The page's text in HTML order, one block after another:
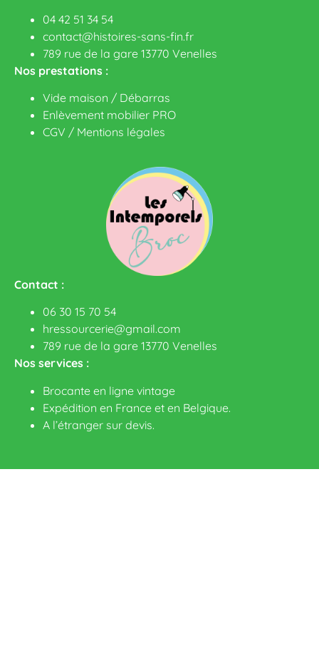
04 42 51 34 54
contact@histoires-sans-fin.fr
789 rue de la gare 13770 Venelles
Nos prestations :
Vide maison / Débarras
Enlèvement mobilier PRO
CGV / Mentions légales
Contact :
06 30 15 70 54
hressourcerie@gmail.com
789 rue de la gare 13770 Venelles
Nos services :
Brocante en ligne vintage
Expédition en France et en Belgique.
A l’étranger sur devis.